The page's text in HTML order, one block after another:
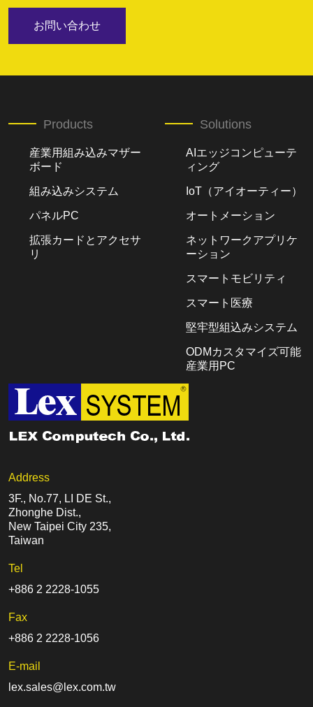
お問い合わせ
Products
産業用組み込みマザー
ボード
組み込みシステム
パネルPC
拡張カードとアクセサ
リ
Solutions
AIエッジコンピューテ
ィング
IoT（アイオーティー）
オートメーション
ネットワークアプリケ
ーション
スマートモビリティ
スマート医療
堅牢型組込みシステム
ODMカスタマイズ可能
産業用PC
Address
3F., No.77, LI DE St.,
Zhonghe Dist.,
New Taipei City 235,
Taiwan
Tel
+886 2 2228-1055
Fax
+886 2 2228-1056
E-mail
lex.sales@lex.com.tw